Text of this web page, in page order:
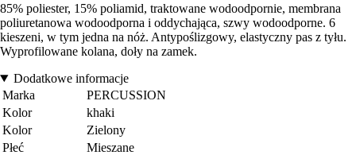
85% poliester, 15% poliamid, traktowane wodoodpornie, membrana
poliuretanowa wodoodporna i oddychająca, szwy wodoodporne. 6
kieszeni, w tym jedna na nóż. Antypoślizgowy, elastyczny pas z tyłu.
Wyprofilowane kolana, doły na zamek.
Dodatkowe informacje
Marka
PERCUSSION
Kolor
khaki
Kolor
Zielony
Płeć
Mieszane